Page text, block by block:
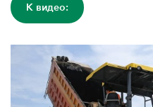
К видео: